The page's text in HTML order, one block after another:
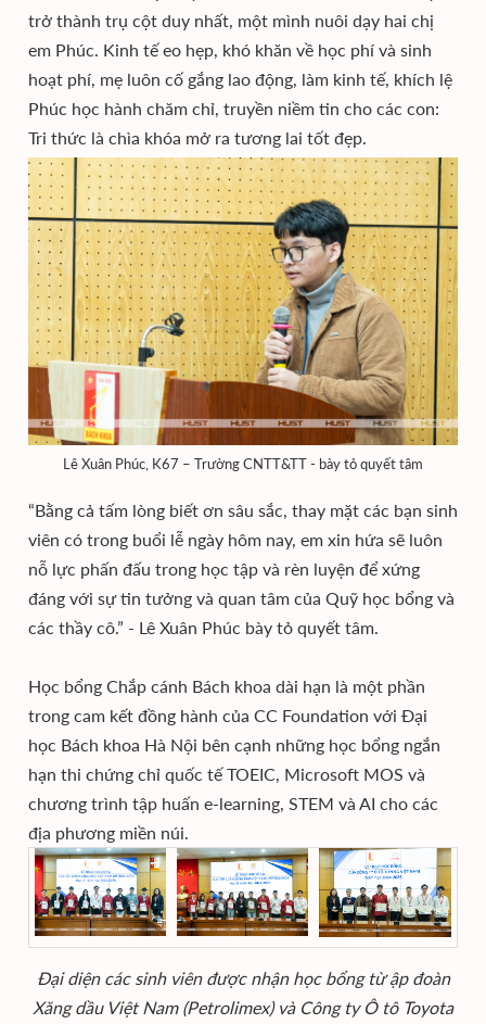
trở thành trụ cột duy nhất, một mình nuôi dạy hai chị
em Phúc. Kinh tế eo hẹp, khó khăn về học phí và sinh
hoạt phí, mẹ luôn cố gắng lao động, làm kinh tế, khích lệ
Phúc học hành chăm chỉ, truyền niềm tin cho các con:
Tri thức là chìa khóa mở ra tương lai tốt đẹp.
Lê Xuân Phúc, K67 – Trường CNTT&TT - bày tỏ quyết tâm
“Bằng cả tấm lòng biết ơn sâu sắc, thay mặt các bạn sinh
viên có trong buổi lễ ngày hôm nay, em xin hứa sẽ luôn
nỗ lực phấn đấu trong học tập và rèn luyện để xứng
đáng với sự tin tưởng và quan tâm của Quỹ học bổng và
các thầy cô.” - Lê Xuân Phúc bày tỏ quyết tâm.
Học bổng Chắp cánh Bách khoa dài hạn là một phần
trong cam kết đồng hành của CC Foundation với Đại
học Bách khoa Hà Nội bên cạnh những học bổng ngắn
hạn thi chứng chỉ quốc tế TOEIC, Microsoft MOS và
chương trình tập huấn e-learning, STEM và AI cho các
địa phương miền núi.
Đại diện các sinh viên được nhận học bổng từ ập đoàn
Xăng dầu Việt Nam (Petrolimex) và Công ty Ô tô Toyota